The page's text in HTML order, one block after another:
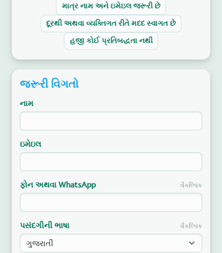
માત્ર નામ અને ઇમેઇલ જરૂરી છે
દૂરથી અથવા વ્યક્તિગત રીતે મદદ સ્વાગત છે
હજી કોઈ પ્રતિબદ્ધતા નથી
જરૂરી વિગતો
નામ
ઇમેઇલ
ફોન અથવા WhatsApp વૈકલ્પિક
પસંદગીની ભાષા વૈકલ્પિક